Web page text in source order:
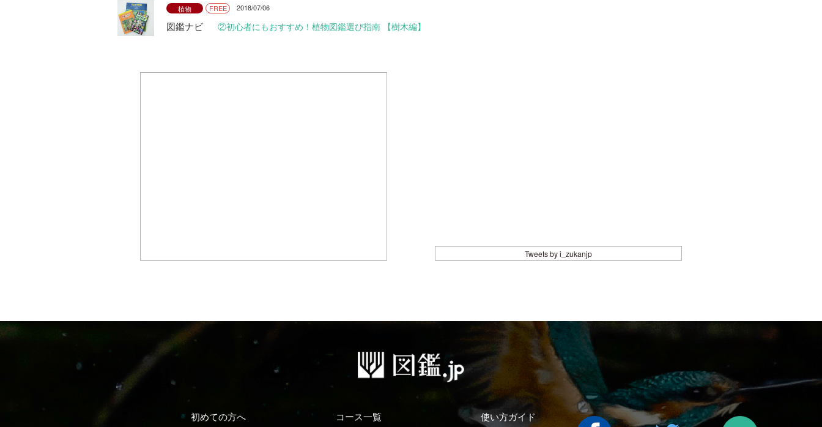
植物 FREE 2018/07/06
図鑑ナビ ②初心者にもおすすめ！植物図鑑選び指南 【樹木編】
Tweets by i_zukanjp
初めての方へ コース一覧 使い方ガイド